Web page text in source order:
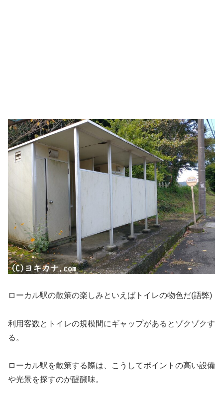
ローカル駅の散策の楽しみといえばトイレの物色だ(語弊)
利用客数とトイレの規模間にギャップがあるとゾクゾクす
る。
ローカル駅を散策する際は、こうしてポイントの高い設備
や光景を探すのが醍醐味。